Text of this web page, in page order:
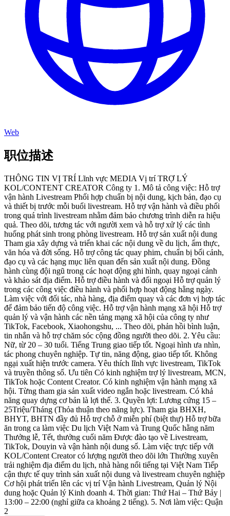
Web
职位描述
THÔNG TIN VỊ TRÍ Lĩnh vực MEDIA Vị trí TRỢ LÝ
KOL/CONTENT CREATOR Công ty 1. Mô tả công việc: Hỗ trợ
vận hành Livestream Phối hợp chuẩn bị nội dung, kịch bản, đạo cụ
và thiết bị trước mỗi buổi livestream. Hỗ trợ vận hành và điều phối
trong quá trình livestream nhằm đảm bảo chương trình diễn ra hiệu
quả. Theo dõi, tương tác với người xem và hỗ trợ xử lý các tình
huống phát sinh trong phòng livestream. Hỗ trợ sản xuất nội dung
Tham gia xây dựng và triển khai các nội dung về du lịch, ẩm thực,
văn hóa và đời sống. Hỗ trợ công tác quay phim, chuẩn bị bối cảnh,
đạo cụ và các hạng mục liên quan đến sản xuất nội dung. Đồng
hành cùng đội ngũ trong các hoạt động ghi hình, quay ngoại cảnh
và khảo sát địa điểm. Hỗ trợ điều hành và đối ngoại Hỗ trợ quản lý
trong các công việc điều hành và phối hợp hoạt động hằng ngày.
Làm việc với đối tác, nhà hàng, địa điểm quay và các đơn vị hợp tác
để đảm bảo tiến độ công việc. Hỗ trợ vận hành mạng xã hội Hỗ trợ
quản lý và vận hành các nền tảng mạng xã hội của công ty như
TikTok, Facebook, Xiaohongshu, ... Theo dõi, phản hồi bình luận,
tin nhắn và hỗ trợ chăm sóc cộng đồng người theo dõi. 2. Yêu cầu:
Nữ, từ 20 – 30 tuổi. Tiếng Trung giao tiếp tốt. Ngoại hình ưa nhìn,
tác phong chuyên nghiệp. Tự tin, năng động, giao tiếp tốt. Không
ngại xuất hiện trước camera. Yêu thích lĩnh vực livestream, TikTok
và truyền thông số. Ưu tiên Có kinh nghiệm trợ lý livestream, MCN,
TikTok hoặc Content Creator. Có kinh nghiệm vận hành mạng xã
hội. Từng tham gia sản xuất video ngắn hoặc livestream. Có khả
năng quay dựng cơ bản là lợi thế. 3. Quyền lợi: Lương cứng 15 –
25Triệu/Tháng (Thỏa thuận theo năng lực). Tham gia BHXH,
BHYT, BHTN đầy đủ Hỗ trợ chỗ ở miễn phí (biệt thự) Hỗ trợ bữa
ăn trong ca làm việc Du lịch Việt Nam và Trung Quốc hằng năm
Thưởng lễ, Tết, thưởng cuối năm Được đào tạo về Livestream,
TikTok, Douyin và vận hành nội dung số. Làm việc trực tiếp với
KOL/Content Creator có lượng người theo dõi lớn Thường xuyên
trải nghiệm địa điểm du lịch, nhà hàng nổi tiếng tại Việt Nam Tiếp
cận thực tế quy trình sản xuất nội dung và livestream chuyên nghiệp
Cơ hội phát triển lên các vị trí Vận hành Livestream, Quản lý Nội
dung hoặc Quản lý Kinh doanh 4. Thời gian: Thứ Hai – Thứ Bảy |
13:00 – 22:00 (nghỉ giữa ca khoảng 2 tiếng). 5. Nơi làm việc: Quận
2